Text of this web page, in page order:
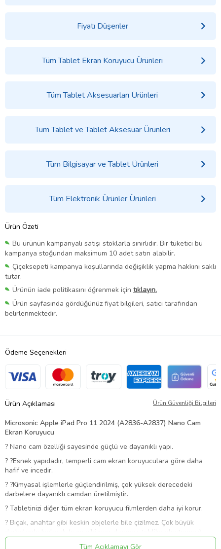
Fiyatı Düşenler
Tüm Tablet Ekran Koruyucu Ürünleri
Tüm Tablet Aksesuarları Ürünleri
Tüm Tablet ve Tablet Aksesuar Ürünleri
Tüm Bilgisayar ve Tablet Ürünleri
Tüm Elektronik Ürünler Ürünleri
Ürün Özeti
Bu ürünün kampanyalı satışı stoklarla sınırlıdır. Bir tüketici bu
kampanya stoğundan maksimum 10 adet satın alabilir.
Çiçeksepeti kampanya koşullarında değişiklik yapma hakkını saklı
tutar.
Ürünün iade politikasını öğrenmek için tıklayın.
Ürün sayfasında gördüğünüz fiyat bilgileri, satıcı tarafından
belirlenmektedir.
Ödeme Seçenekleri
Ürün Açıklaması Ürün Güvenliği Bilgileri
Microsonic Apple iPad Pro 11 2024 (A2836-A2837) Nano Cam
Ekran Koruyucu
? Nano cam özelliği sayesinde güçlü ve dayanıklı yapı.
? ?Esnek yapıdadır, temperli cam ekran koruyuculara göre daha
hafif ve incedir.
? ?Kimyasal işlemlerle güçlendirilmiş, çok yüksek derecedeki
darbelere dayanıklı camdan üretilmiştir.
? Tabletinizi diğer tüm ekran koruyucu filmlerden daha iyi korur.
? Bıçak, anahtar gibi keskin objelerle bile çizilmez. Çok büyük
darbeyi emerek tabletinizin ekranını korur.
Tüm Açıklamayı Gör